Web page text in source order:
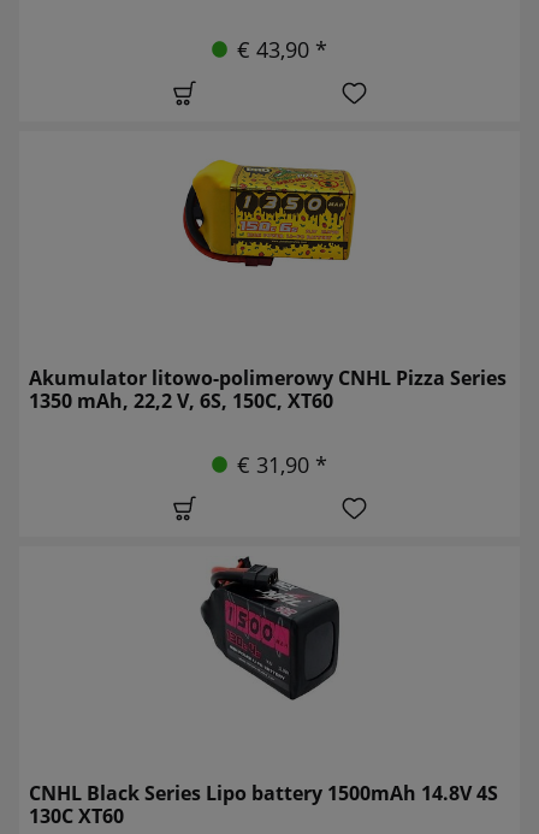
€ 43,90 *
Akumulator litowo-polimerowy CNHL Pizza Series
1350 mAh, 22,2 V, 6S, 150C, XT60
€ 31,90 *
CNHL Black Series Lipo battery 1500mAh 14.8V 4S
130C XT60